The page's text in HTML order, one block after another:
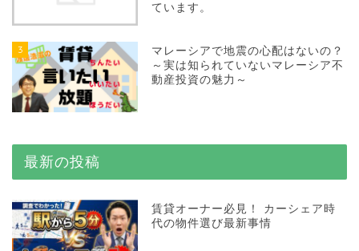
ています。
3
マレーシアで地震の心配はないの？
～実は知られていないマレーシア不
動産投資の魅力～
最新の投稿
賃貸オーナー必見！ カーシェア時
代の物件選び最新事情